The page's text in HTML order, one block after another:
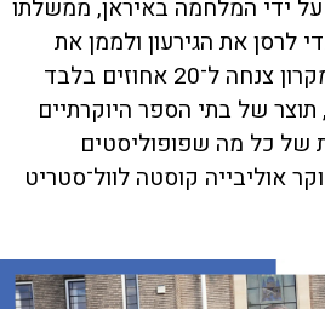
ידי המלחמה באיראן, ממשלתו
לרסן את הגירעון ולממן את
הצבא. הפופולריות של מקרון צנחה ל־20 אחוזים בלבד
של בתי הספר היוקרתיים
של כל מה שפופוליסטים
אוליבייה קוסטה לוול־סטריט